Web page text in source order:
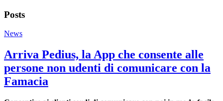
Posts
News
Arriva Pedius, la App che consente alle
persone non udenti di comunicare con la
Famacia